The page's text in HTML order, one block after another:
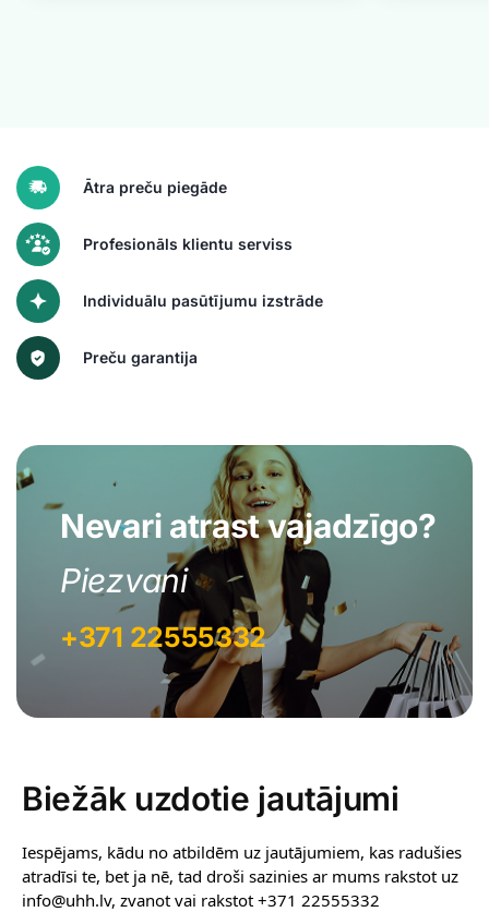
Ātra preču piegāde
Profesionāls klientu serviss
Individuālu pasūtījumu izstrāde
Preču garantija
Nevari atrast vajadzīgo?
Piezvani
+371 22555332
Biežāk uzdotie jautājumi
Iespējams, kādu no atbildēm uz jautājumiem, kas radušies
atradīsi te, bet ja nē, tad droši sazinies ar mums rakstot uz
info@uhh.lv, zvanot vai rakstot +371 22555332